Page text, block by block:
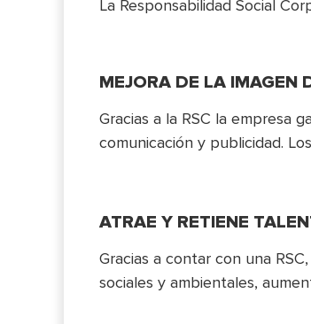
La Responsabilidad Social
MEJORA DE LA IMAGEN
Gracias a la RSC la empresa
comunicación y publicidad.
ATRAE Y RETIENE
Gracias a contar con una
sociales y ambientales,